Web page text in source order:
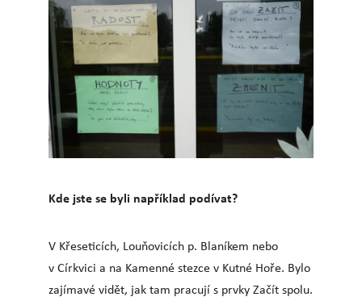
Kde jste se byli například podívat?
V Křeseticích, Louňovicích p. Blaníkem nebo
v Církvici a na Kamenné stezce v Kutné Hoře. Bylo
zajímavé vidět, jak tam pracují s prvky Začít spolu.